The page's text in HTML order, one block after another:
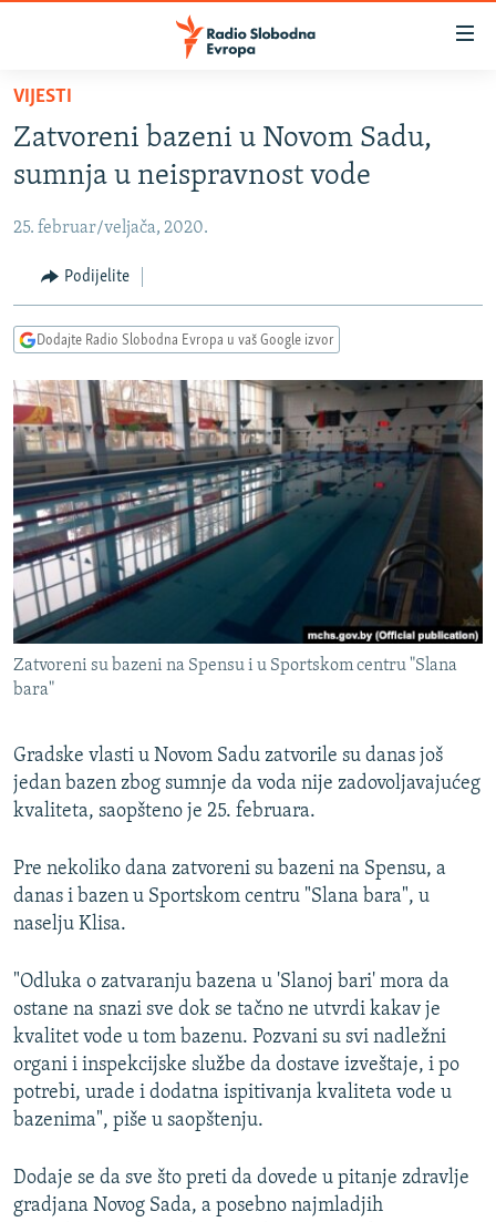
Pređite
glavni
sadržaj
na
navigaciju
Pređite
na
KOSOVO
CRNA GORA
VIDEO
FOTOGALERIJE
INFOGRAFIKE
PODCASTI
RAT U UKRAJINI
KINA NA BALKANU
RSE PRIČE IZ SVIJETA
ISPRIČAJ MI
DNEVNO@RSE
SPECIJALI RSE
VIŠE OD NASLOVA
GENOCID U SREBRENICI
TV LIBERTY
POST SCRIPTUM
TRI DECENIJE OD RATA U BIH
SVE KARTE DEJTONA
PRATITE NAS
Sve RFE/RL stranice
VIJESTI
Zatvoreni bazeni u Novom Sadu,
sumnja u neispravnost vode
25. februar/veljača, 2020.
Podijelite
Dodajte Radio Slobodna Evropa u vaš Google izvor
Zatvoreni su bazeni na Spensu i u Sportskom centru "Slana
bara"
Gradske vlasti u Novom Sadu zatvorile su danas još
jedan bazen zbog sumnje da voda nije zadovoljavajućeg
kvaliteta, saopšteno je 25. februara.
Pre nekoliko dana zatvoreni su bazeni na Spensu, a
danas i bazen u Sportskom centru "Slana bara", u
naselju Klisa.
"Odluka o zatvaranju bazena u 'Slanoj bari' mora da
ostane na snazi sve dok se tačno ne utvrdi kakav je
kvalitet vode u tom bazenu. Pozvani su svi nadležni
organi i inspekcijske službe da dostave izveštaje, i po
potrebi, urade i dodatna ispitivanja kvaliteta vode u
bazenima", piše u saopštenju.
Dodaje se da sve što preti da dovede u pitanje zdravlje
gradjana Novog Sada, a posebno najmladjih